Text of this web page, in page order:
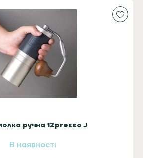
ручна 1Zpresso J
В наявності